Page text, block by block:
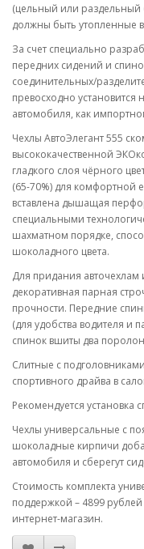
(цельный или раздельный
должны быть утопленные
За счет специально
передних сидений и
соединительных/
превосходно установится
автомобиля, как
Чехлы АвтоЭлегант 555
высококачественной
гладкого слоя чёрного
(65-70%) для комфортной
вставлена дышащая
специальными
шахматном порядке,
шоколадного цвета.
Для придания
декоративная парная
прочности. Передние
(для удобства водителя и
спинок вшиты два
Слитные с
спортивного драйва в
Рекомендуется установка
Чехлы универсальные с
шоколадные кирпичи
автомобиля и сберегут
Стоимость комплекта
поддержкой – 4899 рублей
интернет-магазин.